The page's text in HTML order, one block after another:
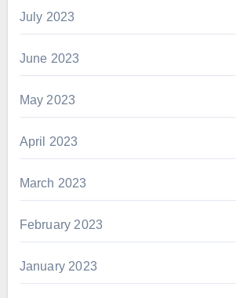
July 2023
June 2023
May 2023
April 2023
March 2023
February 2023
January 2023